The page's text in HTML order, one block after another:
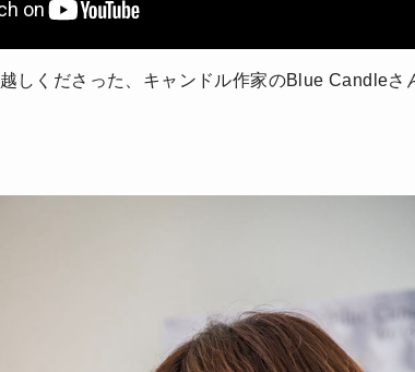
しくださった、キャンドル作家のBlue Candleさ